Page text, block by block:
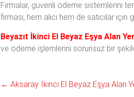
Firmalar, güvenli ödeme sistemlerini
firması, hem alıcı hem de satıcılar
Beyazıt İkinci El Beyaz Eşya Alan
ve ödeme işlemlerini sorunsuz bir
← Aksaray İkinci El Beyaz Eşya Alan